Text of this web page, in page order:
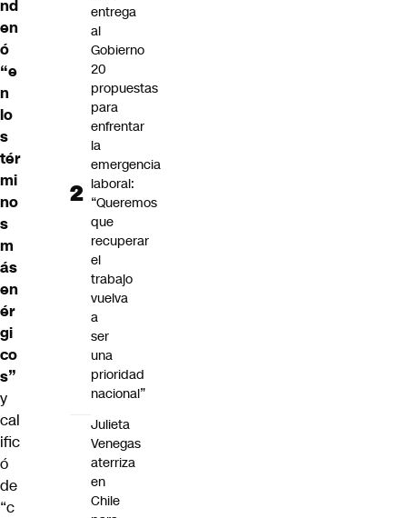
nd
en
ó
“e
n
lo
s
tér
mi
no
s
m
ás
en
ér
gi
co
s”
y
cal
ific
ó
de
“c
entrega
al
Gobierno
20
propuestas
para
enfrentar
la
emergencia
laboral:
“Queremos
que
recuperar
el
trabajo
vuelva
a
ser
una
prioridad
nacional”
Julieta
Venegas
aterriza
en
Chile